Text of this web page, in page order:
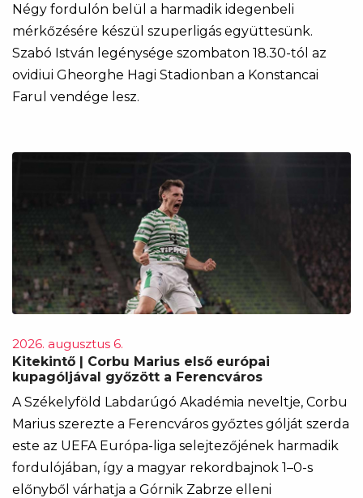
Négy fordulón belül a harmadik idegenbeli
mérkőzésére készül szuperligás együttesünk.
Szabó István legénysége szombaton 18.30-tól az
ovidiui Gheorghe Hagi Stadionban a Konstancai
Farul vendége lesz.
2026. augusztus 6.
Kitekintő | Corbu Marius első európai
kupagóljával győzött a Ferencváros
A Székelyföld Labdarúgó Akadémia neveltje, Corbu
Marius szerezte a Ferencváros győztes gólját szerda
este az UEFA Európa-liga selejtezőjének harmadik
fordulójában, így a magyar rekordbajnok 1–0-s
előnyből várhatja a Górnik Zabrze elleni